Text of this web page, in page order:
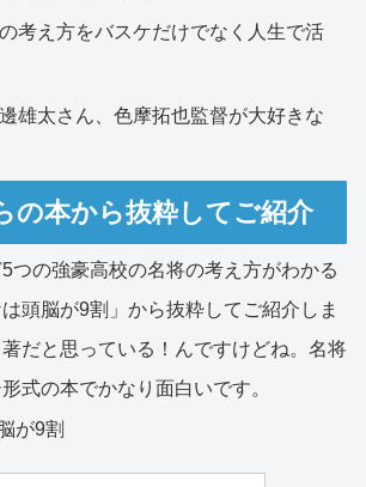
考え方をバスケだけでなく人生で活
雄太さん、色摩拓也監督が大好きな
の本から抜粋してご紹介
つの強豪高校の名将の考え方がわかる
頭脳が9割」から抜粋してご紹介しま
だと思っている！んですけどね。名将
式の本でかなり面白いです。
が9割